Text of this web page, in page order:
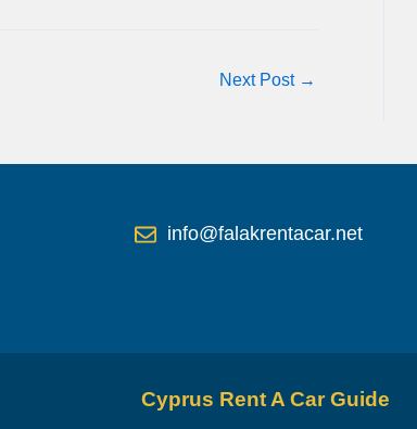
Next Post →
info@falakrentacar.net
Cyprus Rent A Car Guide